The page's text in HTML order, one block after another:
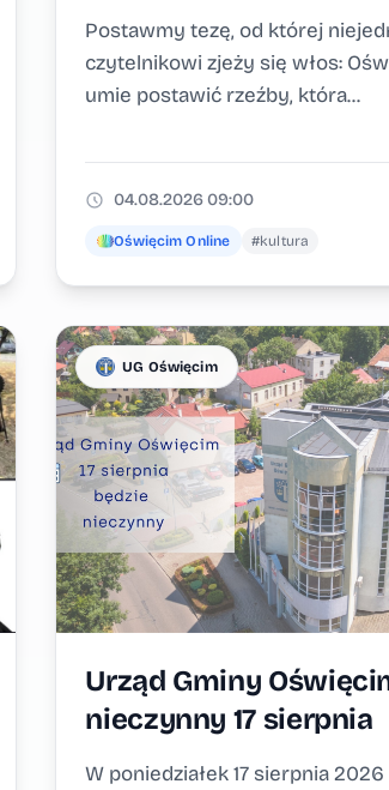
Postawmy tezę, od której
czytelnikowi zjeży się włos:
umie postawić rzeźby, która...
04.08.2026 09:00
Oświęcim Online #kultura
UG Oświęcim
Urząd Gminy
nieczynny 17 sierpnia
W poniedziałek 17 sierpnia 2026